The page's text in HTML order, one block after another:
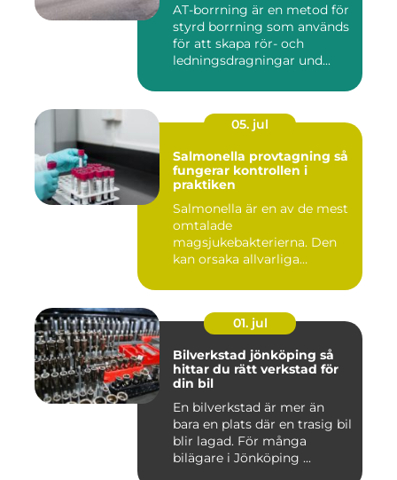
AT-borrning är en metod för
styrd borrning som används
för att skapa rör- och
ledningsdragningar und...
05. jul
Salmonella provtagning så
fungerar kontrollen i
praktiken
Salmonella är en av de mest
omtalade
magsjukebakterierna. Den
kan orsaka allvarliga
01. jul
Bilverkstad jönköping så
hittar du rätt verkstad för
din bil
En bilverkstad är mer än
bara en plats där en trasig bil
blir lagad. För många
bilägare i Jönköping ...